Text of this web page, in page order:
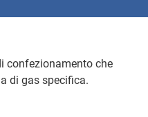
confezionamento che
di gas specifica.